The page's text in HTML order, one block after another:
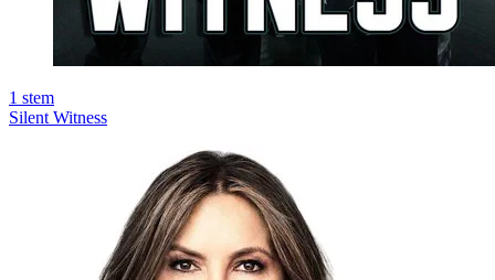
1 stem
Silent Witness